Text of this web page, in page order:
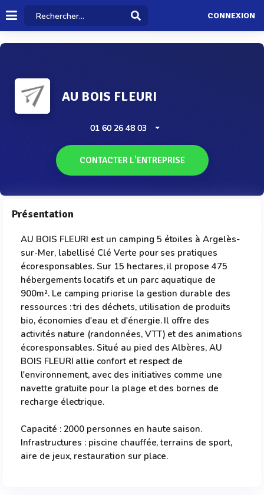
CONNEXION
AU BOIS FLEURI
01 60 26 48 03
CONTACTER L'ENTREPRISE
Présentation
AU BOIS FLEURI est un camping 5 étoiles à Argelès-
sur-Mer, labellisé Clé Verte pour ses pratiques
écoresponsables. Sur 15 hectares, il propose 475
hébergements locatifs et un parc aquatique de
900m². Le camping priorise la gestion durable des
ressources : tri des déchets, utilisation de produits
bio, économies d'eau et d'énergie. Il offre des
activités nature (randonnées, VTT) et des animations
écoresponsables. Situé au pied des Albères, AU
BOIS FLEURI allie confort et respect de
l'environnement, avec des initiatives comme une
navette gratuite pour la plage et des bornes de
recharge électrique.
Capacité : 2000 personnes en haute saison.
Infrastructures : piscine chauffée, terrains de sport,
aire de jeux, restauration sur place.